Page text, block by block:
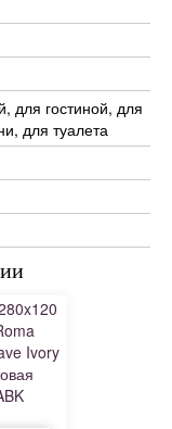
для гостиной, для
для туалета
Ivory